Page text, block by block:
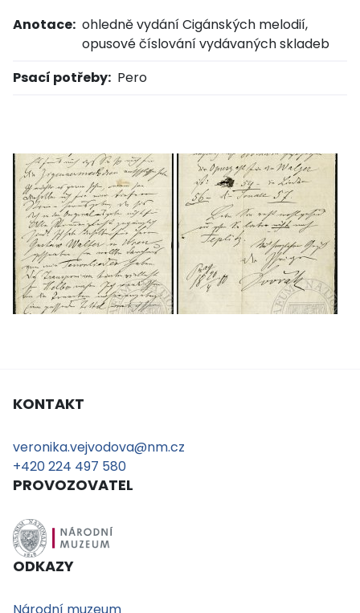
Anotace: ohledně vydání Cigánských melodií,
opusové číslování vydávaných skladeb
Psací potřeby: Pero
KONTAKT
veronika.vejvodova@nm.cz
+420 224 497 580
PROVOZOVATEL
ODKAZY